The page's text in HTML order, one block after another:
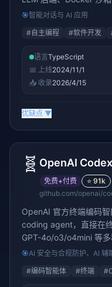
方式。71,000+ stars，
🎯智能对话与 AI 应用
# 自主编程 #软件开发
语言TypeScript
📅 上线2024/11/1
📥 收录2026/4/15
优缺点 ▼
🧬 OpenAI Codex
免费+付费 ⭐ 91k
github.com/openai/
OpenAI 官方终端编码
coding agent，直接在
GPT-4o/o3/o4mini 等
争，提供终端会话式编
执行代码，是 2026 年
🎯AI 安全与合规防护、AI 辅
#编码智能体 #终端 #